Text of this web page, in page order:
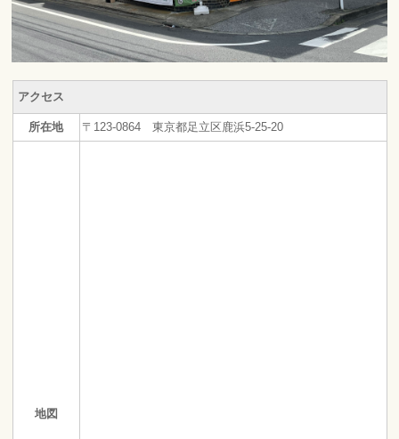
アクセス
所在地 〒123-0864 東京都足立区鹿浜5-25-20
地図